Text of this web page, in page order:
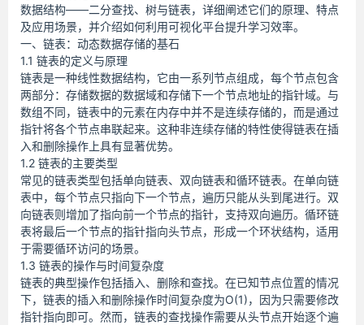
数据结构——二分查找、树与链表，详细阐述它们的原理、特点
及应用场景，并介绍如何利用可视化平台提升学习效率。
一、链表：动态数据存储的基石
1.1 链表的定义与原理
链表是一种线性数据结构，它由一系列节点组成，每个节点包含
两部分：存储数据的数据域和存储下一个节点地址的指针域。与
数组不同，链表中的元素在内存中并不是连续存储的，而是通过
指针将各个节点串联起来。这种非连续存储的特性使得链表在插
入和删除操作上具有显著优势。
1.2 链表的主要类型
常见的链表类型包括单向链表、双向链表和循环链表。在单向链
表中，每个节点只指向下一个节点，遍历只能从头到尾进行。双
向链表则增加了指向前一个节点的指针，支持双向遍历。循环链
表将最后一个节点的指针指向头节点，形成一个环状结构，适用
于需要循环访问的场景。
1.3 链表的操作与时间复杂度
链表的典型操作包括插入、删除和查找。在已知节点位置的情况
下，链表的插入和删除操作时间复杂度为O(1)，因为只需要修改
指针指向即可。然而，链表的查找操作需要从头节点开始逐个遍